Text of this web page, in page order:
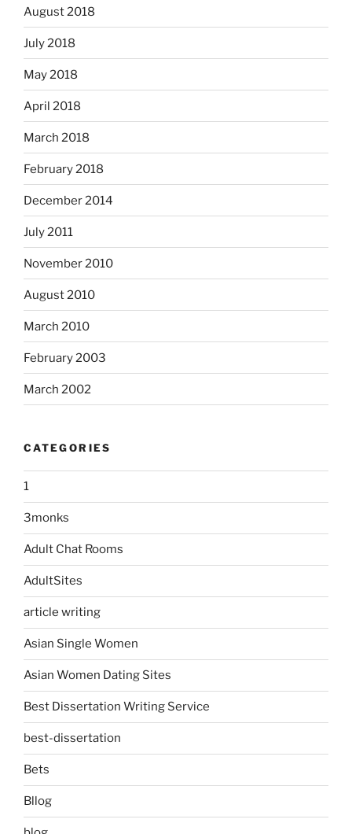
August 2018
July 2018
May 2018
April 2018
March 2018
February 2018
December 2014
July 2011
November 2010
August 2010
March 2010
February 2003
March 2002
CATEGORIES
1
3monks
Adult Chat Rooms
AdultSites
article writing
Asian Single Women
Asian Women Dating Sites
Best Dissertation Writing Service
best-dissertation
Bets
Bllog